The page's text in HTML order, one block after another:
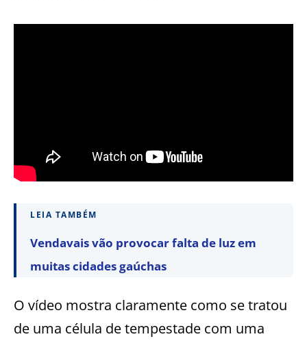
LEIA TAMBÉM
Vendavais vão provocar falta de luz em
muitas cidades gaúchas
O vídeo mostra claramente como se tratou
de uma célula de tempestade com uma